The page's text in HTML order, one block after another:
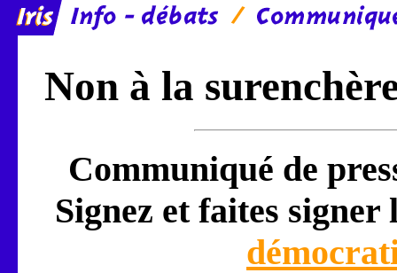
Non à la
Communiqué de
Signez et faites